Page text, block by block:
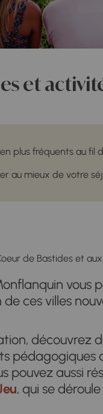
et
plus fréquents au
au mieux de votre
de Bastides et
vous
ces villes
découvrez
pédagogiques
pouvez aussi
, qui se